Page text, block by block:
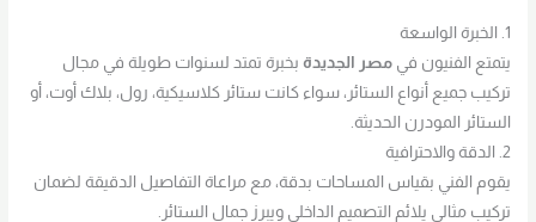
1. الخبرة الواسعة
يتمتع الفنيون فيمصر الجديدة بخبرة تمتد لسنوات طويلة في مجال
تركيب جميع أنواع الستائر، سواء كانت ستائر كلاسيكية، رول، بلاك أوت، أو
الستائر المودرن الحديثة.
2. الدقة والاحترافية
يقوم الفني بقياس المساحات بدقة، مع مراعاة التفاصيل الدقيقة لضمان
تركيب مثالي يلائم التصميم الداخلي ويبرز جمال الستائر.